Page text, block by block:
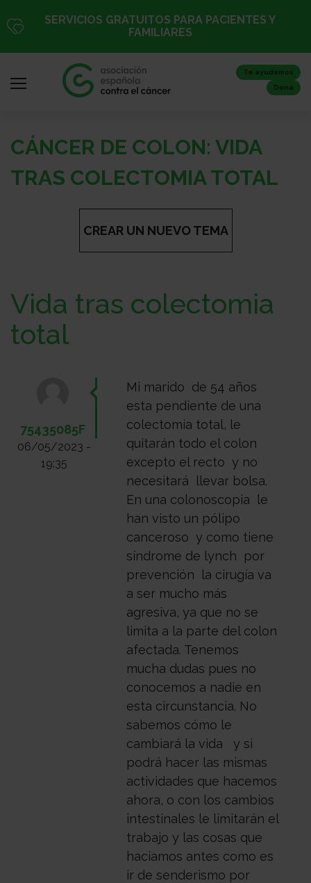
al
SERVICIOS GRATUITOS PARA PACIENTES Y
FAMILIARES
Te ayudamos
Dona
Iniciar
Todo
CÁNCER DE COLON: VIDA
TRAS COLECTOMIA TOTAL
CREAR UN NUEVO TEMA
Vida tras colectomia
total
75435085F
06/05/2023 -
19:35
Mi marido de 54 años
esta pendiente de una
colectomia total, le
quitarán todo el colon
excepto el recto y no
necesitará llevar bolsa.
En una colonoscopia le
han visto un pólipo
canceroso y como tiene
síndrome de lynch por
prevención la cirugía va
a ser mucho más
agresiva, ya que no se
limita a la parte del colon
afectada. Tenemos
mucha dudas pues no
conocemos a nadie en
esta circunstancia. No
sabemos cómo le
cambiará la vida y si
podrá hacer las mismas
actividades que hacemos
ahora, o con los cambios
intestinales le limitarán el
trabajo y las cosas que
haciamos antes como es
ir de senderismo por